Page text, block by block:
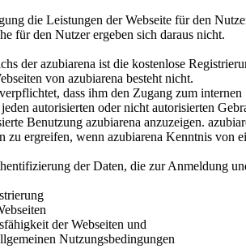
die Leistungen der Webseite für den
für den Nutzer ergeben sich daraus nicht.
der azubiarena ist die kostenlose
von azubiarena besteht nicht.
dass ihm den Zugang zum internen
autorisierten oder nicht autorisierten
Benutzung azubiarena anzuzeigen.
zu ergreifen, wenn azubiarena Kenntnis von
der Daten, die zur Anmeldung
der Webseiten und
Nutzungsbedingungen